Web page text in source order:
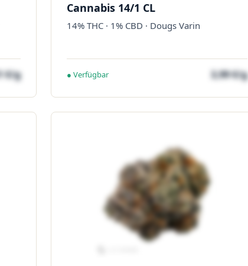
€/g
Cannabis 14/1 CL
14% THC · 1% CBD · Dougs Varin
● Verfügbar 3,99 €/g